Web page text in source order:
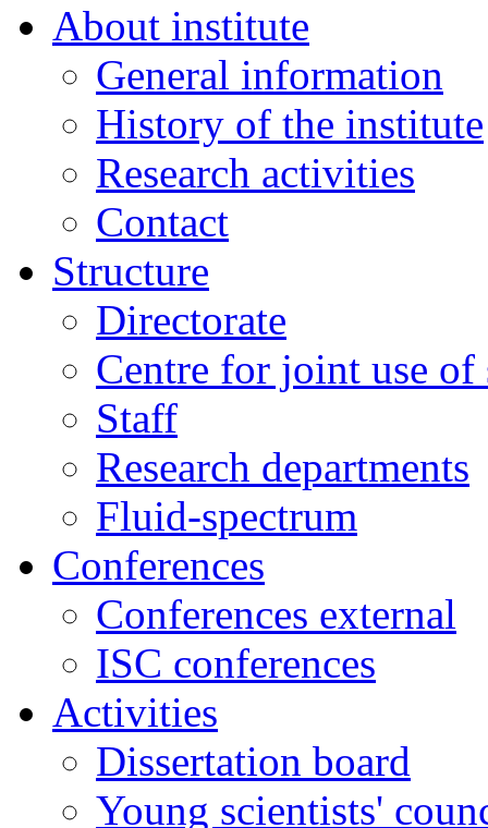
About institute
General information
History of the institute
Research activities
Contact
Structure
Directorate
Centre for joint use
Staff
Research departments
Fluid-spectrum
Conferences
Conferences external
ISC conferences
Activities
Dissertation board
Young scientists'